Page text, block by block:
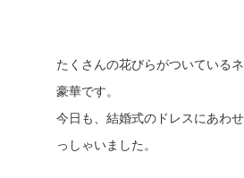
たくさんの花びらがついている
豪華です。
今日も、結婚式のドレスにあわ
っしゃいました。